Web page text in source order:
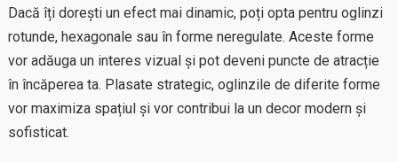
Dacă îți dorești un efect mai dinamic, poți opta pentru oglinzi
rotunde, hexagonale sau în forme neregulate. Aceste forme
vor adăuga un interes vizual și pot deveni puncte de atracție
în încăperea ta. Plasate strategic, oglinzile de diferite forme
vor maximiza spațiul și vor contribui la un decor modern și
sofisticat.